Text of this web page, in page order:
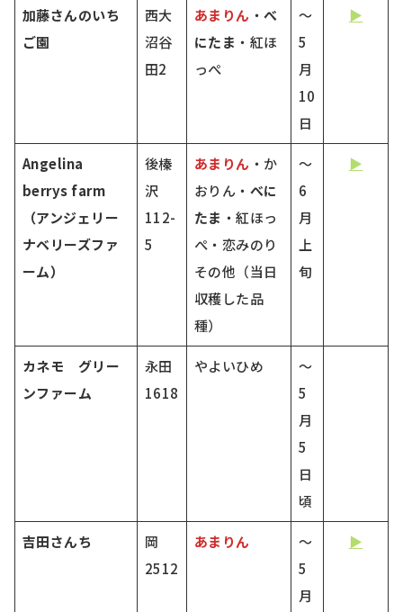
加藤さんのいち
ご園
西大
沼谷
田2
あまりん ・べ
にたま ・紅ほ
っぺ
～
5
月
10
日
▶
Angelina
berrys farm
（アンジェリー
ナベリーズファ
ーム）
後榛
沢
112-
5
あまりん ・か
おりん・ べに
たま ・紅ほっ
ぺ・恋みのり
その他（当日
収穫した品
種）
～
6
月
上
旬
▶
カネモ グリー
ンファーム
永田
1618
やよいひめ
～
5
月
5
日
頃
吉田さんち
岡
2512
あまりん
～
5
月
▶